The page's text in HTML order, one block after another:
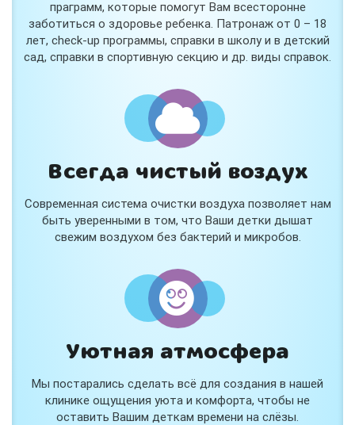
праграмм, которые помогут Вам всесторонне
заботиться о здоровье ребенка. Патронаж от 0 – 18
лет, check-up программы, справки в школу и в детский
сад, справки в спортивную секцию и др. виды справок.
Всегда чистый воздух
Современная система очистки воздуха позволяет нам
быть уверенными в том, что Ваши детки дышат
свежим воздухом без бактерий и микробов.
Уютная атмосфера
Мы постарались сделать всё для создания в нашей
клинике ощущения уюта и комфорта, чтобы не
оставить Вашим деткам времени на слёзы.